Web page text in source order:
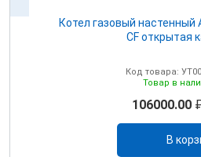
Котел газовый настенный
CF открытая
Код товара:
Товар в
106000.00
В